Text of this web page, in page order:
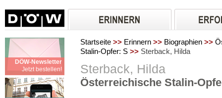
DÖW-Newsletter
Jetzt bestellen!
Startseite >> Erinnern >> Biographien >>
Stalin-Opfer: S >> Sterback, Hilda
Sterback, Hilda
Österreichische Stalin-